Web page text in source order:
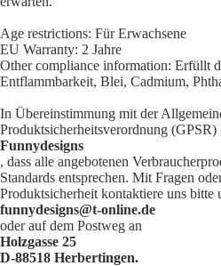
Age restrictions: Für Erwachsene
EU Warranty: 2 Jahre
Other compliance information: Erfüllt
Entflammbarkeit, Blei, Cadmium,
In Übereinstimmung mit der
Produktsicherheitsverordnung (GPSR)
Funnydesigns
, dass alle angebotenen
Standards entsprechen. Mit Fragen
Produktsicherheit kontaktiere uns bitte
funnydesigns@t-online.de
oder auf dem Postweg an
Holzgasse 25
D-88518 Herbertingen.